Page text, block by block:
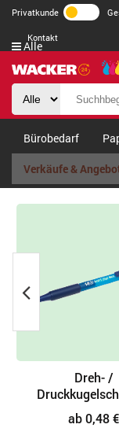
Privatkunde
Kontakt
Alle
Bürobedarf
Verkäufe &
Dreh- /
ab 0,48 €